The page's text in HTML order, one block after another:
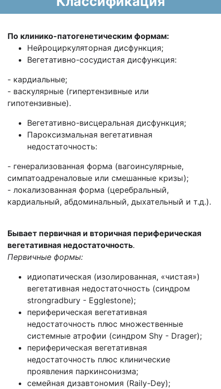
По клинико-патогенетическим формам:
Нейроциркуляторная дисфункция;
Вегетативно-сосудистая дисфункция:
- кардиальные;
- васкулярные (гипертензивные или
гипотензивные).
Вегетативно-висцеральная дисфункция;
Пароксизмальная вегетативная
недостаточность:
- генерализованная форма (вагоинсулярные,
симпатоадреналовые или смешанные кризы);
- локализованная форма (церебральный,
кардиальный, абдоминальный, дыхательный и т.д.).
Бывает первичная и вторичная периферическая
вегетативная недостаточность.
Первичные формы:
идиопатическая (изолированная, «чистая»)
вегетативная недостаточность (синдром
strongradbury - Egglestone);
периферическая вегетативная
недостаточность плюс множественные
системные атрофии (синдром Shy - Drager);
периферическая вегетативная
недостаточность плюс клинические
проявления паркинсонизма;
семейная дизавтономия (Raily-Dey);